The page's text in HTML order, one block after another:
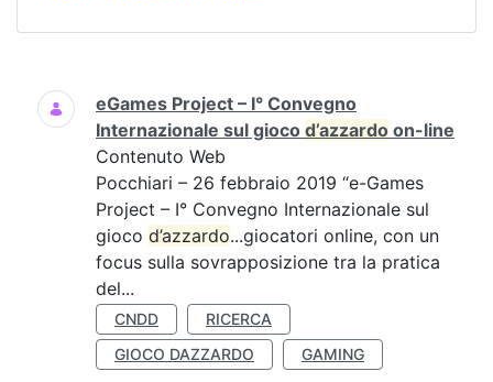
Ricerca
eGames Project – I° Convegno
Internazionale sul gioco d’azzardo on-line
Contenuto Web
Pocchiari – 26 febbraio 2019 “e-Games
Project – I° Convegno Internazionale sul
gioco d’azzardo...giocatori online, con un
focus sulla sovrapposizione tra la pratica
del...
CNDD
RICERCA
GIOCO DAZZARDO
GAMING